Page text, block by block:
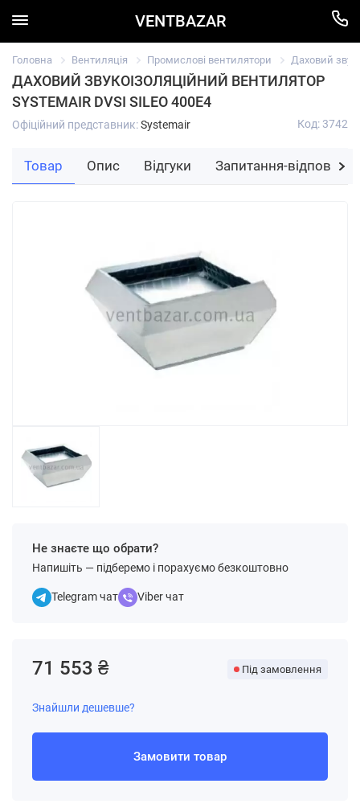
VENTBAZAR
Головна Вентиляція Промислові вентилятори Даховий
ДАХОВИЙ ЗВУКОІЗОЛЯЦІЙНИЙ ВЕНТИЛЯТОР
SYSTEMAIR DVSI SILEO 400E4
Офіційний представник:Systemair Код: 3742
Не знаєте що обрати?
Напишіть — підберемо і порахуємо безкоштовно
Telegram чат Viber чат
71 553 ₴ Під замовлення
Знайшли дешевше?
Замовити товар
Товар Опис Відгуки Запитання-відповідь